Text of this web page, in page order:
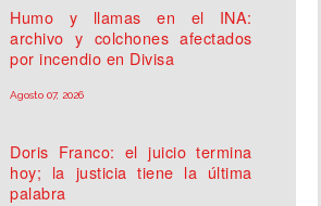
Humo y llamas en el INA:
archivo y colchones afectados
por incendio en Divisa
Agosto 07, 2026
Doris Franco: el juicio termina
hoy; la justicia tiene la última
palabra